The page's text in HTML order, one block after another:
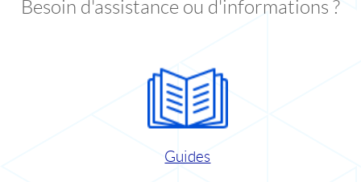
Besoin d'assistance ou d'informations ?
Guides